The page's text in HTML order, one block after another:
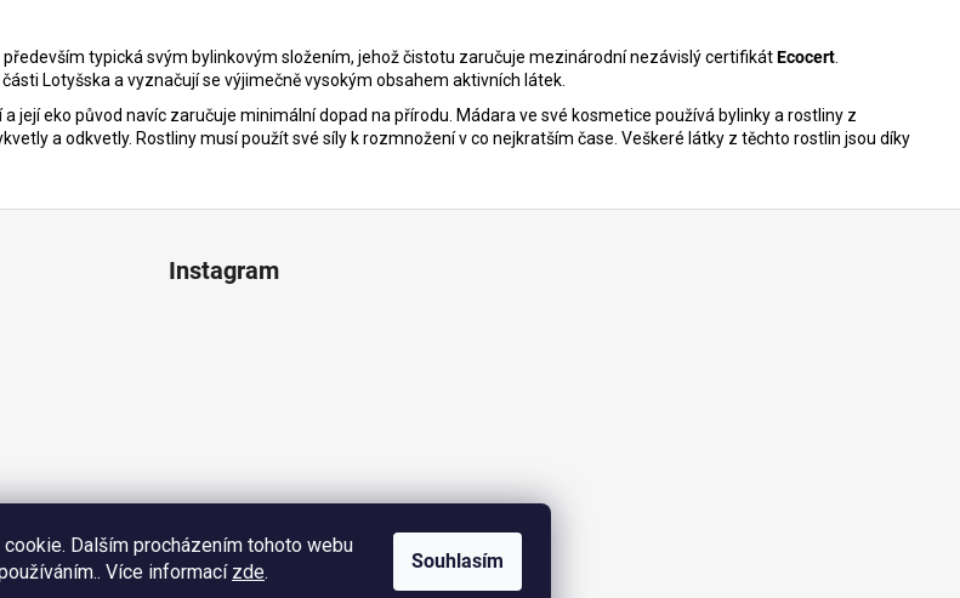
Dalším procházením tohoto webu
Více informací zde. Souhlasím
typická svým bylinkovým složením, jehož čistotu zaručuje mezinárodní nezávislý certifikátEcocert
Lotyšska a vyznačují se výjimečně vysokým obsahem aktivních látek.
její eko původ navíc zaručuje minimální dopad na přírodu. Mádara ve své kosmetice používá bylinky a rostliny z
a odkvetly. Rostliny musí použít své síly k rozmnožení v co nejkratším čase. Veškeré látky z těchto rostlin jsou díky
Instagram
Sledovat na Instagramu